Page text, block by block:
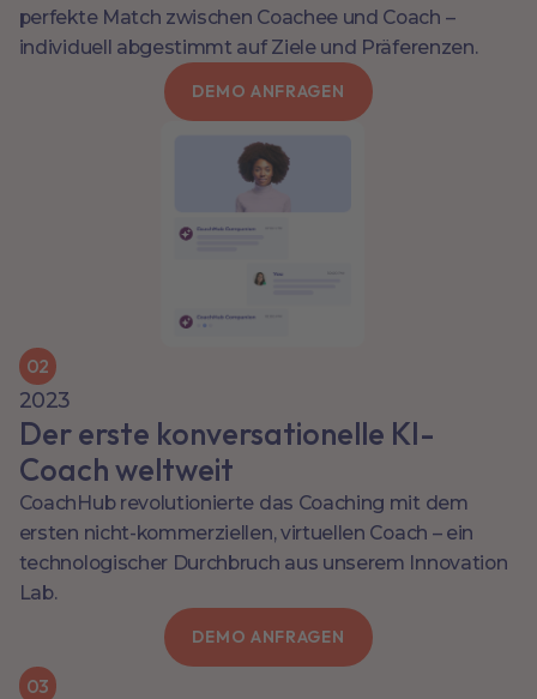
perfekte Match zwischen Coachee und Coach –
individuell abgestimmt auf Ziele und Präferenzen.
DEMO ANFRAGEN
02
2023
Der erste konversationelle KI-
Coach weltweit
CoachHub revolutionierte das Coaching mit dem
ersten nicht-kommerziellen, virtuellen Coach – ein
technologischer Durchbruch aus unserem Innovation
Lab.
DEMO ANFRAGEN
03